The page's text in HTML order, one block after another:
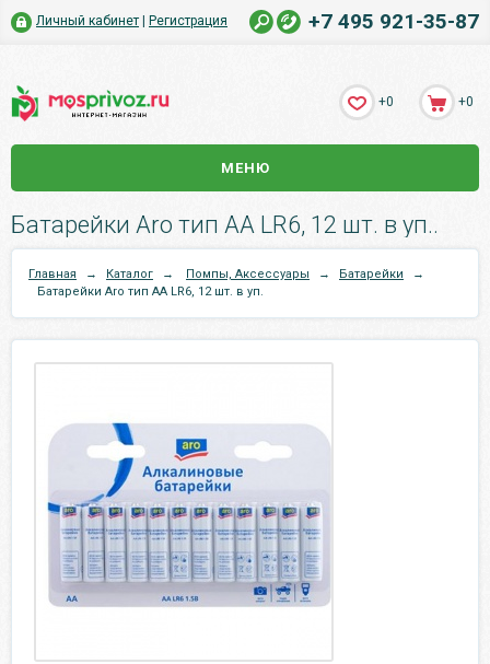
Личный кабинет Регистрация +7 495 921-35-87
+0 +0
МЕНЮ
Батарейки Aro тип АА LR6, 12 шт. в уп..
Главная → Каталог → Помпы, Аксессуары → Батарейки
→
Батарейки Aro тип АА LR6, 12 шт. в уп.